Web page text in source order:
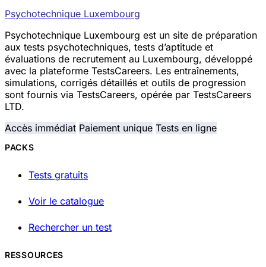
Psychotechnique Luxembourg
Psychotechnique Luxembourg est un site de préparation
aux tests psychotechniques, tests d’aptitude et
évaluations de recrutement au Luxembourg, développé
avec la plateforme TestsCareers. Les entraînements,
simulations, corrigés détaillés et outils de progression
sont fournis via TestsCareers, opérée par TestsCareers
LTD.
Accès immédiat Paiement unique Tests en ligne
PACKS
Tests gratuits
Voir le catalogue
Rechercher un test
RESSOURCES